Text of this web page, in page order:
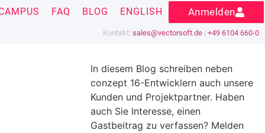
Kontakt: sales@vectorsoft.de | +49 6104 660-0
FAQ BLOG ENGLISH Anmelden
In diesem Blog schreiben neben
conzept 16-Entwicklern auch unsere
Kunden und Projektpartner. Haben
auch Sie Interesse, einen
Gastbeitrag zu verfassen? Melden